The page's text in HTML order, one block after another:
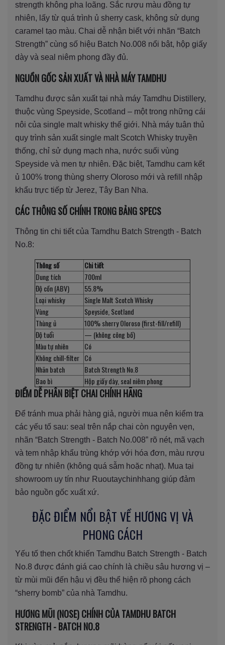
strength không pha loãng. Sắc rượu màu đồng tự
nhiên, lấy từ quá trình ủ sherry cask, không sử dụng
caramel tạo màu. Chai dễ nhận biết với nhãn “Batch
Strength” cùng số hiệu Batch No.008 nổi bật, hộp giấy
dày và seal niêm phong đầy đủ.
NGUỒN GỐC SẢN XUẤT VÀ NHÀ MÁY TAMDHU
Tamdhu được sản xuất tại nhà máy Tamdhu Distillery,
thuộc vùng Speyside, Scotland – một trong những cái
nôi của single malt whisky thế giới. Nhà máy tuân thủ
quy trình sản xuất single malt Scotch Whisky truyền
thống, chỉ sử dụng mạch nha, nước suối vùng
Speyside và men tự nhiên. Đặc biệt, Tamdhu cam kết
ủ 100% trong thùng sherry Oloroso mới và refill nhập
khẩu trực tiếp từ Jerez, Tây Ban Nha.
CÁC THÔNG SỐ CHÍNH TRONG BẢNG SPECS
Thông tin chi tiết của Tamdhu Batch Strength - Batch
No.8:
Thông số
Chi tiết
Dung tích
700ml
Độ cồn (ABV)
55.8%
Loại whisky
Single Malt Scotch Whisky
Vùng
Speyside, Scotland
Thùng ủ
100% sherry Oloroso (first-fill/refill)
Độ tuổi
— (không công bố)
Màu tự nhiên
Có
Không chill-filter Có
Nhãn batch
Batch Strength No.8
Bao bì
Hộp giấy dày, seal niêm phong
ĐIỂM DỄ PHÂN BIỆT CHAI CHÍNH HÃNG
Để tránh mua phải hàng giả, người mua nên kiểm tra
các yếu tố sau: seal trên nắp chai còn nguyên vẹn,
nhãn “Batch Strength - Batch No.008” rõ nét, mã vạch
và tem nhập khẩu trùng khớp với hóa đơn, màu rượu
đồng tự nhiên (không quá sẫm hoặc nhạt). Mua tại
showroom uy tín như Ruoutaychinhhang giúp đảm
bảo nguồn gốc xuất xứ.
ĐẶC ĐIỂM NỔI BẬT VỀ HƯƠNG VỊ VÀ
PHONG CÁCH
Yếu tố then chốt khiến Tamdhu Batch Strength - Batch
No.8 được đánh giá cao chính là chiều sâu hương vị –
từ mùi mũi đến hậu vị đều thể hiện rõ phong cách
“sherry bomb” của nhà Tamdhu.
HƯƠNG MŨI (NOSE) CHÍNH CỦA TAMDHU BATCH
STRENGTH - BATCH NO.8